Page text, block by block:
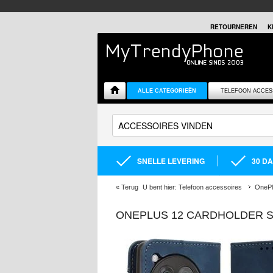
RETOURNEREN
ALLE CATEGORIEËN TELEFOON
SNELLE LEVERING 30
« Terug U bent hier: Telefoon accessoires
ONEPLUS 12 CARDHOLDER